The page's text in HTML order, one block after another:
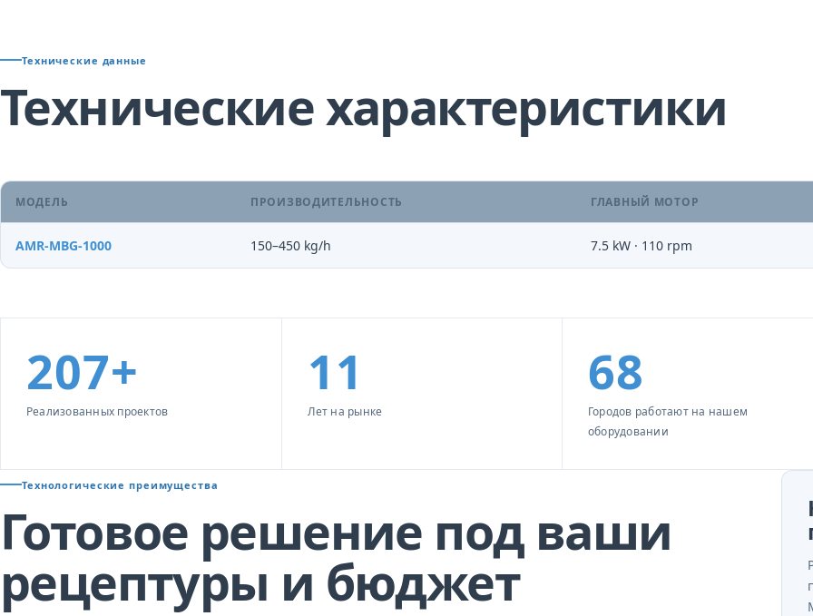
Технические данные
Технические характеристики
МОДЕЛЬ ПРОИЗВОДИТЕЛЬНОСТЬ ГЛАВНЫЙ МОТОР
AMR-MBG-1000 150–450 kg/h 7.5 kW · 110 rpm
207+
Реализованных проектов
11
Лет на рынке
68
Городов работают на нашем
оборудовании
Технологические преимущества
Готовое решение под ваши
рецептуры и бюджет